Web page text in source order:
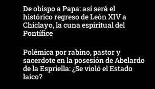
De obispo a Papa: así será el
histórico regreso de León XIV a
Chiclayo, la cuna espiritual del
Pontífice
Polémica por rabino, pastor y
sacerdote en la posesión de Abelardo
de la Espriella: ¿Se violó el Estado
laico?